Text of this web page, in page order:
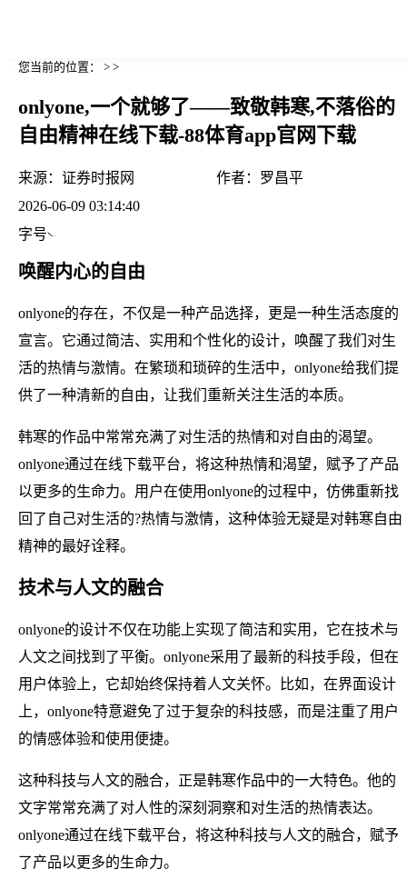
您当前的位置： > >
onlyone,一个就够了——致敬韩寒,不落俗的
自由精神在线下载-88体育app官网下载
来源： 证券时报网 作者： 罗昌平
2026-06-09 03:14:40
字号
唤醒内心的自由
onlyone的存在，不仅是一种产品选择，更是一种生活态度的
宣言。它通过简洁、实用和个性化的设计，唤醒了我们对生
活的热情与激情。在繁琐和琐碎的生活中，onlyone给我们提
供了一种清新的自由，让我们重新关注生活的本质。
韩寒的作品中常常充满了对生活的热情和对自由的渴望。
onlyone通过在线下载平台，将这种热情和渴望，赋予了产品
以更多的生命力。用户在使用onlyone的过程中，仿佛重新找
回了自己对生活的?热情与激情，这种体验无疑是对韩寒自由
精神的最好诠释。
技术与人文的融合
onlyone的设计不仅在功能上实现了简洁和实用，它在技术与
人文之间找到了平衡。onlyone采用了最新的科技手段，但在
用户体验上，它却始终保持着人文关怀。比如，在界面设计
上，onlyone特意避免了过于复杂的科技感，而是注重了用户
的情感体验和使用便捷。
这种科技与人文的融合，正是韩寒作品中的一大特色。他的
文字常常充满了对人性的深刻洞察和对生活的热情表达。
onlyone通过在线下载平台，将这种科技与人文的融合，赋予
了产品以更多的生命力。